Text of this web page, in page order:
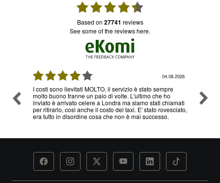
based on 27741 reviews
see some of the reviews here.
04.08.2026
I costi sono lievitati MOLTO, il servizio è stato sempre
molto buono tranne un paio di volte. L'ultimo che ho
inviato è arrivato celere a Londra ma siamo stati chiamati
per ritirarlo, così anche il costo del taxi. E' stato rovesciato,
era tutto in disordine cosa che non è mai successo.